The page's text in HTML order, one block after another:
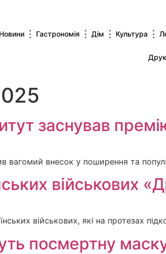
Новини Гастрономія Дім Культура
заснував
вагомий внесок у поширення та
військових
військових, які на протезах
посмертну